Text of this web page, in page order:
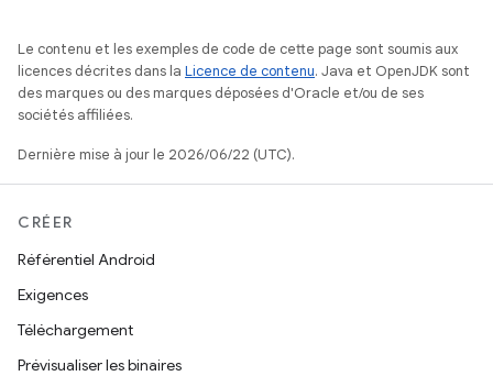
Le contenu et les exemples de code de cette page sont soumis aux
licences décrites dans la Licence de contenu. Java et OpenJDK sont
des marques ou des marques déposées d'Oracle et/ou de ses
sociétés affiliées.
Dernière mise à jour le 2026/06/22 (UTC).
CRÉER
Référentiel Android
Exigences
Téléchargement
Prévisualiser les binaires